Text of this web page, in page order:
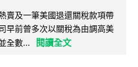
賣及一筆美國退還關稅款項帶
早前曾多次以關稅為由調高美
全數...
閱讀全文